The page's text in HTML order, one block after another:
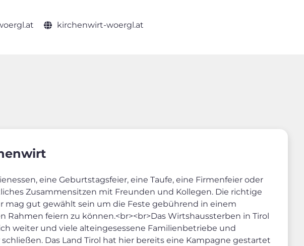
kirchenwirt-woergl.at
eine Geburtstagsfeier, eine Taufe, eine Firmenfeier oder
Zusammensitzen mit Freunden und Kollegen. Die richtige
mag gut gewählt sein um die Feste gebührend in einem
Rahmen feiern zu können.<br><br>Das Wirtshaussterben in Tirol
weiter und viele alteingesessene Familienbetriebe und
Das Land Tirol hat hier bereits eine Kampagne gestartet